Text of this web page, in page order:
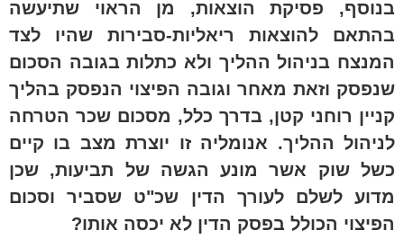
בנוסף, פסיקת הוצאות, מן הראוי שתיעשה
בהתאם להוצאות ריאליות-סבירות שהיו לצד
המנצח בניהול ההליך ולא כתלות בגובה הסכום
שנפסק וזאת מאחר וגובה הפיצוי הנפסק בהליך
קניין רוחני קטן, בדרך כלל, מסכום שכר הטרחה
לניהול ההליך. אנומליה זו יוצרת מצב בו קיים
כשל שוק אשר מונע הגשה של תביעות, שכן
מדוע לשלם לעורך הדין שכ"ט שסביר וסכום
הפיצוי הכולל בפסק הדין לא יכסה אותו?